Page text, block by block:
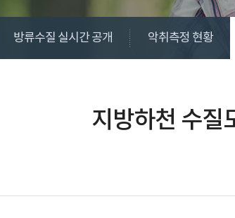
방류수질 실시간 공개 악취측정 현황
지방하천 수질